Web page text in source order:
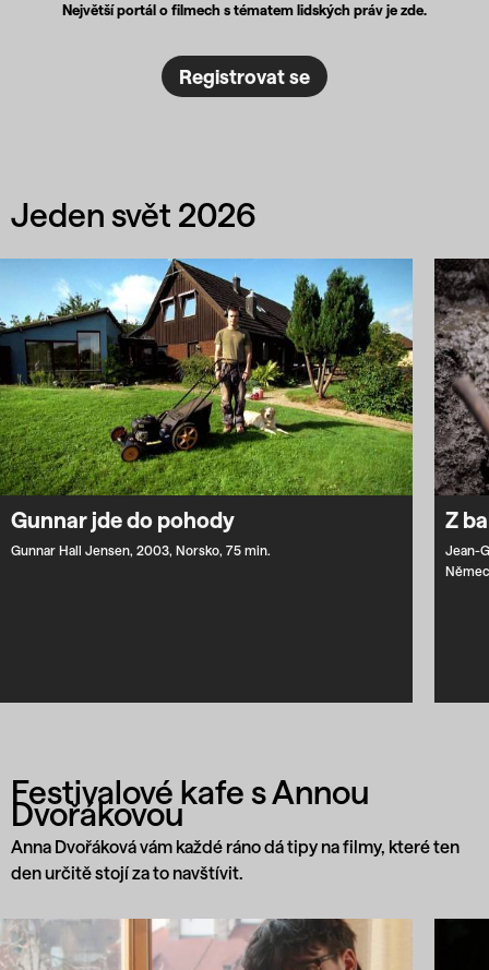
Největší portál o filmech s tématem lidských práv je zde.
Registrovat se
Jeden svět 2026
Gunnar jde do pohody
Gunnar Hall Jensen, 2003, Norsko, 75 min.
Z
Jean-
Festivalové kafe s Annou
Dvořákovou
Anna Dvořáková vám každé ráno dá tipy na filmy, které ten
den určitě stojí za to navštívit.